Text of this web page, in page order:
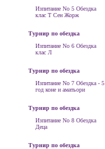
Изпитание No 5 Обездка
клас Т Сен Жорж
Турнир по обездка
Изпитание No 6 Обездка
клас Л
Турнир по обездка
Изпитание No 7 Обездка - 5
год коне и аматьори
Турнир по обездка
Изпитание No 8 Обездка
Деца
Турнир по обездка